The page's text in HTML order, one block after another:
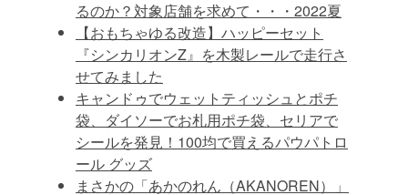
るのか？対象店舗を求めて・・・2022夏
【おもちゃゆる改造】ハッピーセット
『シンカリオンZ』を木製レールで走行さ
せてみました
キャンドゥでウェットティッシュとポチ
袋、ダイソーでお札用ポチ袋、セリアで
シールを発見！100均で買えるパウパトロ
ール グッズ
まさかの「あかのれん（AKANOREN）」